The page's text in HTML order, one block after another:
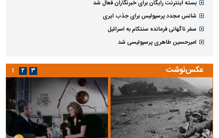
بسته اینترنت رایگان برای خبرنگاران فعال شد
شانس مجدد پرسپولیس برای جذب ایری
سفر ناگهانی فرمانده سنتکام به اسرائیل
امیرحسین طاهری پرسپولیسی شد
عکس‌نوشت ۱ ۲ ۳